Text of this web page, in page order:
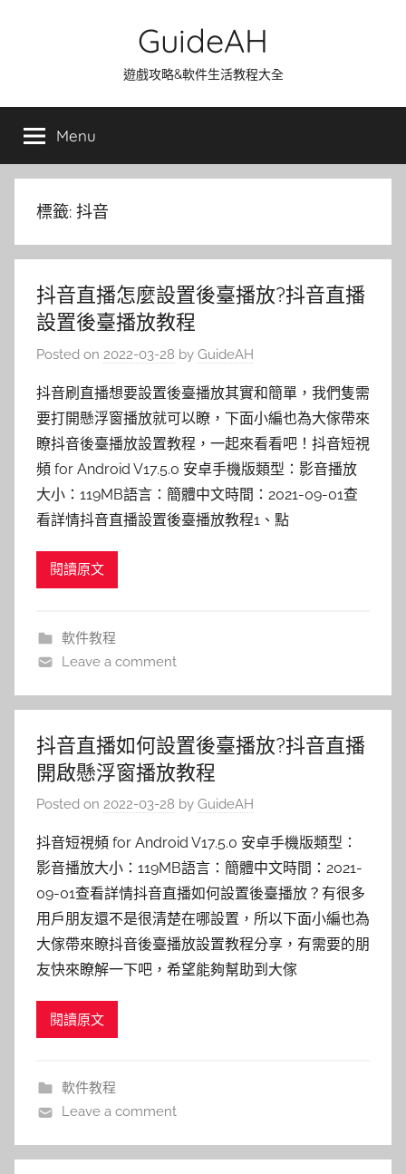
GuideAH
遊戲攻略&軟件生活教程大全
Menu
標籤: 抖音
抖音直播怎麼設置後臺播放?抖音直播
設置後臺播放教程
Posted on 2022-03-28 by GuideAH
抖音刷直播想要設置後臺播放其實和簡單，我們隻需
要打開懸浮窗播放就可以瞭，下面小編也為大傢帶來
瞭抖音後臺播放設置教程，一起來看看吧！抖音短視
頻 for Android V17.5.0 安卓手機版類型：影音播放
大小：119MB語言：簡體中文時間：2021-09-01查
看詳情抖音直播設置後臺播放教程1、點
閱讀原文
軟件教程
Leave a comment
抖音直播如何設置後臺播放?抖音直播
開啟懸浮窗播放教程
Posted on 2022-03-28 by GuideAH
抖音短視頻 for Android V17.5.0 安卓手機版類型：
影音播放大小：119MB語言：簡體中文時間：2021-
09-01查看詳情抖音直播如何設置後臺播放？有很多
用戶朋友還不是很清楚在哪設置，所以下面小編也為
大傢帶來瞭抖音後臺播放設置教程分享，有需要的朋
友快來瞭解一下吧，希望能夠幫助到大傢
閱讀原文
軟件教程
Leave a comment